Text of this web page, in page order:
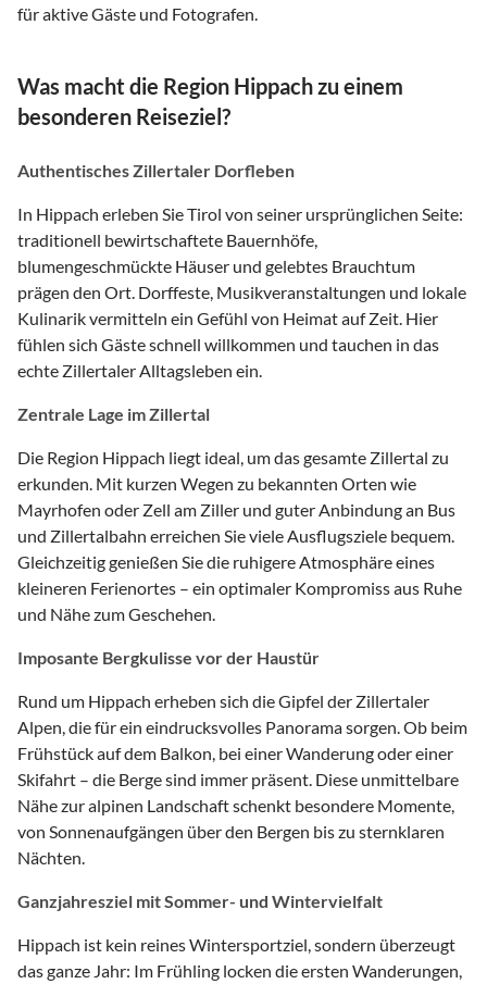
für aktive Gäste und Fotografen.
Was macht die Region Hippach zu einem
besonderen Reiseziel?
Authentisches Zillertaler Dorfleben
In Hippach erleben Sie Tirol von seiner ursprünglichen Seite:
traditionell bewirtschaftete Bauernhöfe,
blumengeschmückte Häuser und gelebtes Brauchtum
prägen den Ort. Dorffeste, Musikveranstaltungen und lokale
Kulinarik vermitteln ein Gefühl von Heimat auf Zeit. Hier
fühlen sich Gäste schnell willkommen und tauchen in das
echte Zillertaler Alltagsleben ein.
Zentrale Lage im Zillertal
Die Region Hippach liegt ideal, um das gesamte Zillertal zu
erkunden. Mit kurzen Wegen zu bekannten Orten wie
Mayrhofen oder Zell am Ziller und guter Anbindung an Bus
und Zillertalbahn erreichen Sie viele Ausflugsziele bequem.
Gleichzeitig genießen Sie die ruhigere Atmosphäre eines
kleineren Ferienortes – ein optimaler Kompromiss aus Ruhe
und Nähe zum Geschehen.
Imposante Bergkulisse vor der Haustür
Rund um Hippach erheben sich die Gipfel der Zillertaler
Alpen, die für ein eindrucksvolles Panorama sorgen. Ob beim
Frühstück auf dem Balkon, bei einer Wanderung oder einer
Skifahrt – die Berge sind immer präsent. Diese unmittelbare
Nähe zur alpinen Landschaft schenkt besondere Momente,
von Sonnenaufgängen über den Bergen bis zu sternklaren
Nächten.
Ganzjahresziel mit Sommer- und Wintervielfalt
Hippach ist kein reines Wintersportziel, sondern überzeugt
das ganze Jahr: Im Frühling locken die ersten Wanderungen,